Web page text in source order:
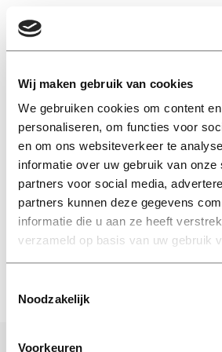
Wij maken gebruik van cookies
We gebruiken cookies om content
personaliseren, om functies voor
en om ons websiteverkeer te
informatie over uw gebruik van onze
partners voor social media,
partners kunnen deze gegevens
informatie die u aan ze heeft
verzameld op basis van uw gebruik
Noodzakelijk
Voorkeuren
slijtage
Nieuws
Oranje verf
aan de
05 februari